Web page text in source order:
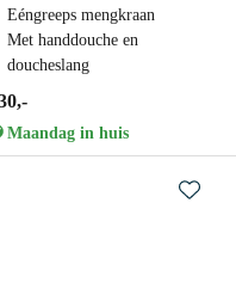
Eéngreeps mengkraan
Met handdouche en
doucheslang
Maandag in huis